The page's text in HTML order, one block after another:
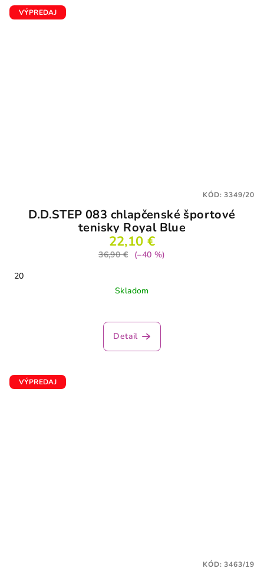
VÝPREDAJ
D.D.STEP 083 chlapčenské športové
tenisky Royal Blue
22,10 €
36,90 €
(–40 %)
20
Skladom
Detail
KÓD:3349/20
VÝPREDAJ
KÓD:3463/19